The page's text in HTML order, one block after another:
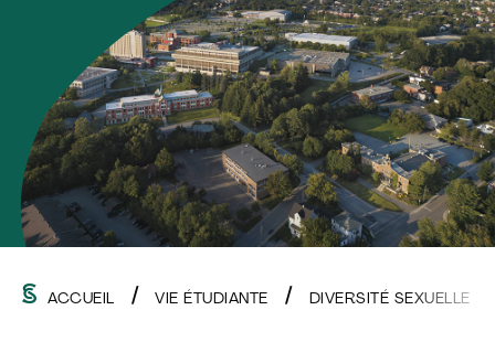
ACCUEIL VIE ÉTUDIANTE DIVERSITÉ SEXUELLE